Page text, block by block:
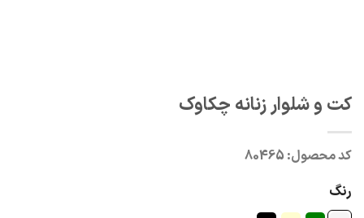
کت و شلوار زنانه چکاوک
کد محصول:80465
رنگ